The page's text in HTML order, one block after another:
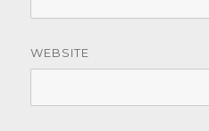
WEBSITE